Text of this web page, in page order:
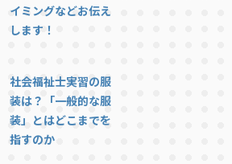
イミングなどお伝え
します！
社会福祉士実習の服
装は？「一般的な服
装」とはどこまでを
指すのか